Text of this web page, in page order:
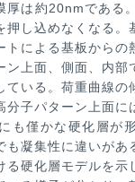
厚は約20nmである
押し込めなくなる。
トによる基板から
ン上面、側面、内
ている。荷重曲線
分子パターン上面に
も僅かな硬化層が
も凝集性に違いがあ
る硬化層モデルを示